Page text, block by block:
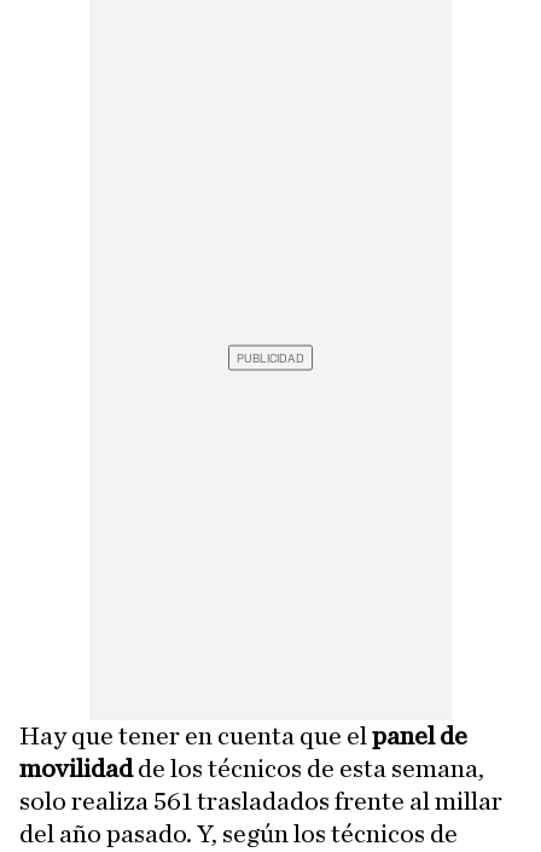
Hay que tener en cuenta que el panel de
movilidadde los técnicos de esta semana,
solo realiza 561 trasladados frente al millar
del año pasado. Y, según los técnicos de